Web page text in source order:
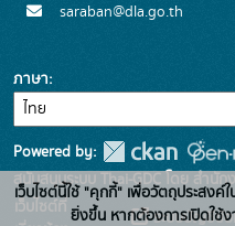
saraban@dla.go.th
ภาษา
Powered by:
สนับสนุนระบบ Thai-GDC โดย สำนั
เว็บไซต์ที่
ระบบบัญชีข้
เว็บไซต์นี้ใช้ "คุกกี้" เพื่อวัตถุประสง
ยิ่งขึ้น หากต้องการเปิดใช้